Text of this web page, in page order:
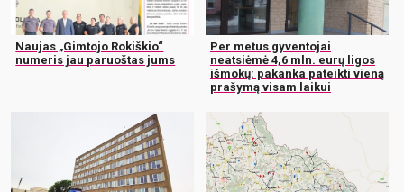
Naujas „Gimtojo Rokiškio“
numeris jau paruoštas jums
Per metus gyventojai
neatsiėmė 4,6 mln. eurų ligos
išmokų: pakanka pateikti vieną
prašymą visam laikui